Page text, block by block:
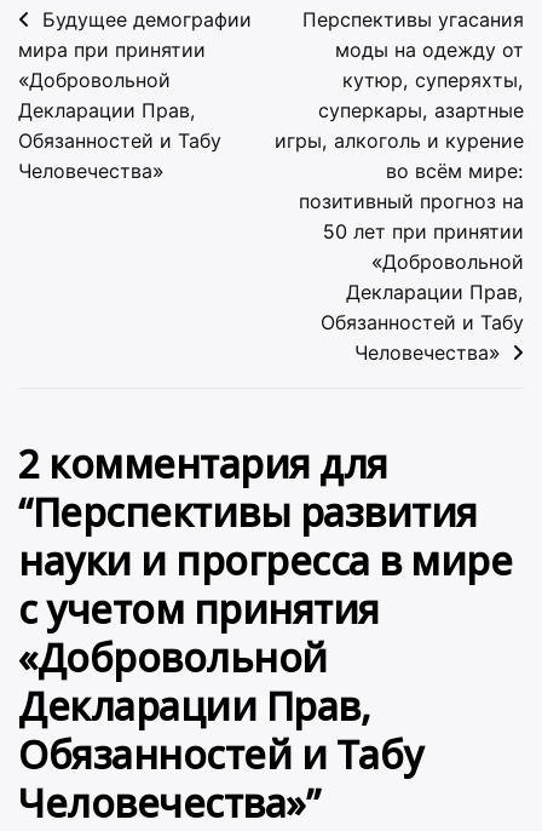
Навигация
по
записям
Будущее демографии
мира при принятии
«Добровольной
Декларации Прав,
Обязанностей и Табу
Человечества»
Перспективы угасания
моды на одежду от
кутюр, суперяхты,
суперкары, азартные
игры, алкоголь и курение
во всём мире:
позитивный прогноз на
50 лет при принятии
«Добровольной
Декларации Прав,
Обязанностей и Табу
Человечества»
2 комментария для
“Перспективы развития
науки и прогресса в мире
с учетом принятия
«Добровольной
Декларации Прав,
Обязанностей и Табу
Человечества»”